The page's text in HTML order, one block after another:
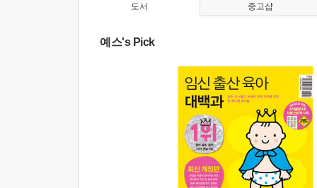
도서
예스's Pick
중고샵